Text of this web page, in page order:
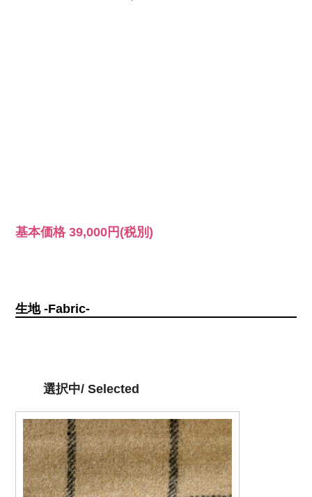
基本価格39,000円 (税別)
生地 -Fabric-
選択中/ Selected